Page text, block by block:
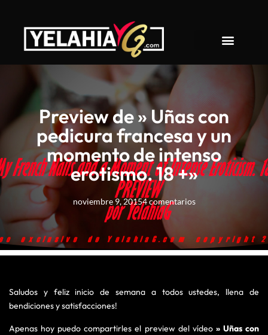
Preview de » Uñas con
pedicura francesa y un
momento de intenso
erotismo. 18 +»
noviembre 9, 20154 comentarios
Saludos y feliz inicio de semana a todos ustedes, llena de
bendiciones y satisfacciones!
Apenas hoy puedo compartirles el preview del vídeo » Uñas con